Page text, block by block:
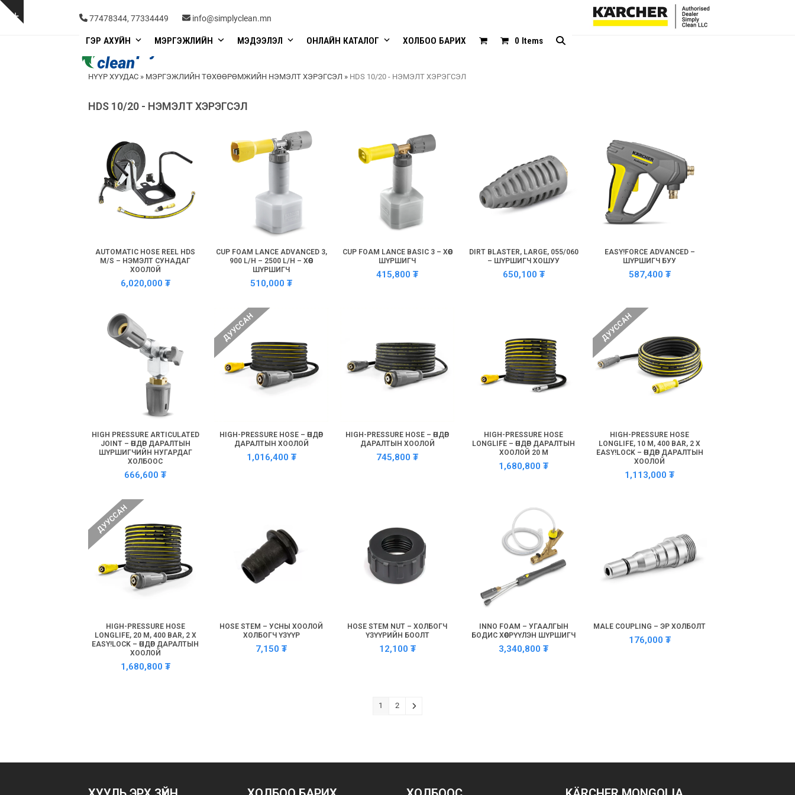
Skip
Show
77478344, 77334449 info@simplyclean.mn
ГЭР АХУЙН МЭРГЭЖЛИЙН МЭДЭЭЛЭЛ ОНЛАЙН КАТАЛОГ ХОЛБОО БАРИХ 0 Items
НҮҮР ХУУДАС » МЭРГЭЖЛИЙН ТӨХӨӨРӨМЖИЙН НЭМЭЛТ ХЭРЭГСЭЛ » HDS 10/20 - НЭМЭЛТ ХЭРЭГСЭЛ
HDS 10/20 - НЭМЭЛТ ХЭРЭГСЭЛ
AUTOMATIC HOSE REEL HDS
M/S – НЭМЭЛТ СУНАДАГ
ХООЛОЙ
6,020,000 ₮
CUP FOAM LANCE ADVANCED 3,
900 L/H – 2500 L/H – ХӨӨС
ШҮРШИГЧ
510,000₮
CUP FOAM LANCE BASIC 3 – ХӨӨС
ШҮРШИГЧ
415,800₮
DIRT BLASTER, LARGE, 055/060
– ШҮРШИГЧ ХОШУУ
650,100 ₮
EASY!FORCE ADVANCED –
ШҮРШИГЧ БУУ
587,400 ₮
HIGH PRESSURE ARTICULATED
JOINT – ӨНДӨР ДАРАЛТЫН
ШҮРШИГЧИЙН НУГАРДАГ
ХОЛБООС
666,600₮
ДУУССАН
HIGH-PRESSURE HOSE – ӨНДӨР
ДАРАЛТЫН ХООЛОЙ
1,016,400 ₮
HIGH-PRESSURE HOSE – ӨНДӨР
ДАРАЛТЫН ХООЛОЙ
745,800₮
HIGH-PRESSURE HOSE
LONGLIFE – ӨНДӨР ДАРАЛТЫН
ХООЛОЙ 20 М
1,680,800 ₮
ДУУССАН
HIGH-PRESSURE HOSE
LONGLIFE, 10 M, 400 BAR, 2 X
EASY!LOCK – ӨНДӨР ДАРАЛТЫН
ХООЛОЙ
1,113,000₮
ДУУССАН
HIGH-PRESSURE HOSE
LONGLIFE, 20 M, 400 BAR, 2 X
EASY!LOCK – ӨНДӨР ДАРАЛТЫН
ХООЛОЙ
1,680,800 ₮
HOSE STEM – УСНЫ ХООЛОЙ
ХОЛБОГЧ ҮЗҮҮР
7,150₮
HOSE STEM NUT – ХОЛБОГЧ
ҮЗҮҮРИЙН БООЛТ
12,100 ₮
INNO FOAM – УГААЛГЫН
БОДИС ХӨӨСРҮҮЛЭН ШҮРШИГЧ
3,340,800 ₮
MALE COUPLING – ЭР ХОЛБОЛТ
176,000 ₮
1 2